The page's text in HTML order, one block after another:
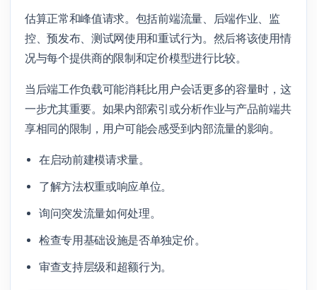
估算正常和峰值请求。包括前端流量、后端作业、监
控、预发布、测试网使用和重试行为。然后将该使用情
况与每个提供商的限制和定价模型进行比较。
当后端工作负载可能消耗比用户会话更多的容量时，这
一步尤其重要。如果内部索引或分析作业与产品前端共
享相同的限制，用户可能会感受到内部流量的影响。
在启动前建模请求量。
了解方法权重或响应单位。
询问突发流量如何处理。
检查专用基础设施是否单独定价。
审查支持层级和超额行为。